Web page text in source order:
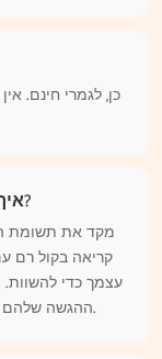
כן, לגמרי חינם.
איך אני יכול לשפר את הקול שלי הולנדית?
מקד את תשומת
קריאה בקול רם
עצמך כדי להשוות.
ההגשה שלהם יכולים גם לעזור לשפר את הקול שלך הולנדית.